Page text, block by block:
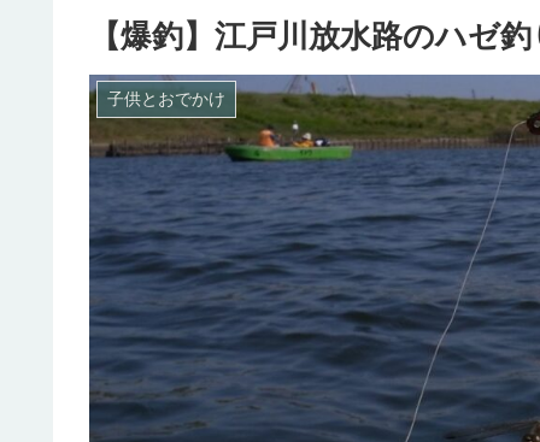
【爆釣】江戸川放水路のハゼ
子供とおでかけ